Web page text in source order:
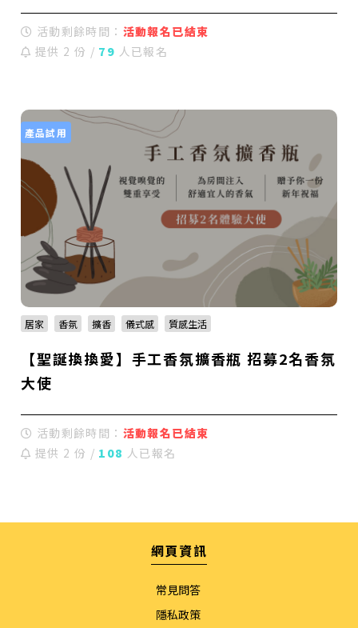
活動剩餘時間： 活動報名已結束
提供 2 份 / 79 人已報名
產品試用
居家 香氛 擴香 儀式感 質感生活
【聖誕換換愛】手工香氛擴香瓶 招募2名香氛
大使
活動剩餘時間： 活動報名已結束
提供 2 份 / 108 人已報名
網頁資訊
常見問答
隱私政策